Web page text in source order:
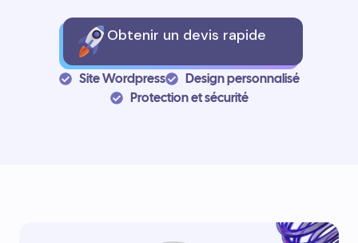
Obtenir un devis rapide
Site Wordpress
Design personnalisé
Protection et sécurité